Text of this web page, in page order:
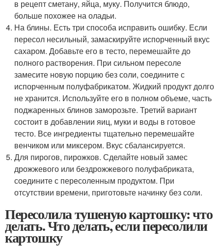
в рецепт сметану, яйца, муку. Получится блюдо,
больше похожее на оладьи.
На блины. Есть три способа исправить ошибку. Если
пересол несильный, замаскируйте испорченный вкус
сахаром. Добавьте его в тесто, перемешайте до
полного растворения. При сильном пересоле
замесите новую порцию без соли, соедините с
испорченным полуфабрикатом. Жидкий продукт долго
не хранится. Используйте его в полном объеме, часть
поджаренных блинов заморозьте. Третий вариант
состоит в добавлении яиц, муки и воды в готовое
тесто. Все ингредиенты тщательно перемешайте
венчиком или миксером. Вкус сбалансируется.
Для пирогов, пирожков. Сделайте новый замес
дрожжевого или бездрожжевого полуфабриката,
соедините с пересоленным продуктом. При
отсутствии времени, приготовьте начинку без соли.
Пересолила тушеную картошку: что
делать. Что делать, если пересолили
картошку